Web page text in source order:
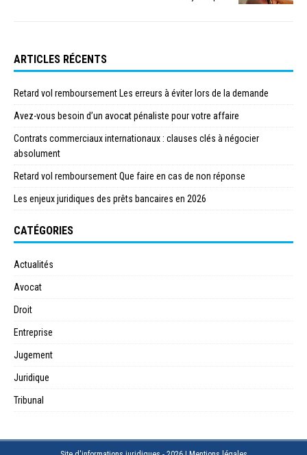
ARTICLES RÉCENTS
Retard vol remboursement Les erreurs à éviter lors de la demande
Avez-vous besoin d’un avocat pénaliste pour votre affaire
Contrats commerciaux internationaux : clauses clés à négocier
absolument
Retard vol remboursement Que faire en cas de non réponse
Les enjeux juridiques des prêts bancaires en 2026
CATÉGORIES
Actualités
Avocat
Droit
Entreprise
Jugement
Juridique
Tribunal